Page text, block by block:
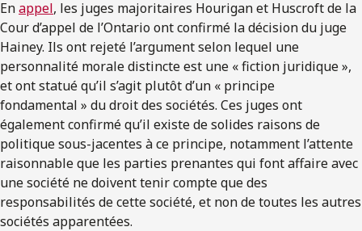
Enappel, les juges majoritaires Hourigan et Huscroft de la
Cour d’appel de l’Ontario ont confirmé la décision du juge
Hainey. Ils ont rejeté l’argument selon lequel une
personnalité morale distincte est une « fiction juridique »,
et ont statué qu’il s’agit plutôt d’un « principe
fondamental » du droit des sociétés. Ces juges ont
également confirmé qu’il existe de solides raisons de
politique sous-jacentes à ce principe, notamment l’attente
raisonnable que les parties prenantes qui font affaire avec
une société ne doivent tenir compte que des
responsabilités de cette société, et non de toutes les autres
sociétés apparentées.